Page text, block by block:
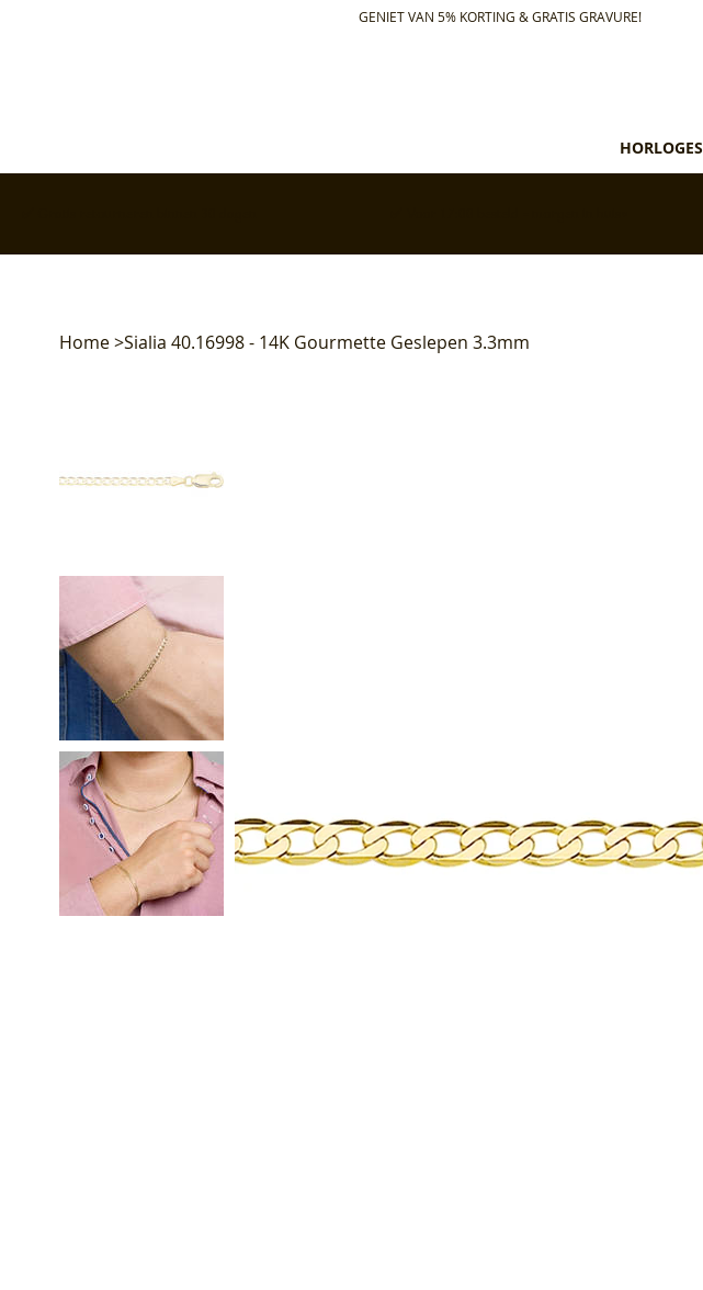
GENIET VAN 5% KORTING & GRATIS GRAVURE!
HORLOGES
Home>Sialia 40.16998 - 14K Gourmette Geslepen 3.3mm